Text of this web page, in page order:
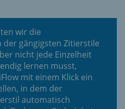
wir die
der gängigsten Zitierstile
nicht jede Einzelheit
lernen musst,
mit einem Klick ein
in dem der
automatisch